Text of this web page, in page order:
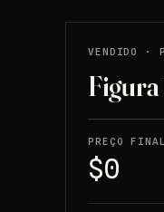
VENDIDO ·
PREÇO FINAL
$0